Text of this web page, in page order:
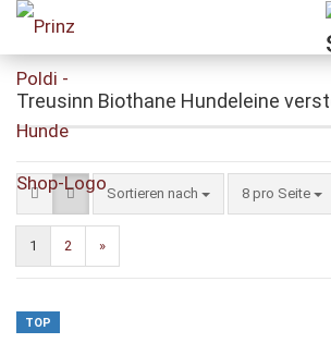
Treusinn Biothane Hundeleine
Sortieren nach
Sortieren nach 8 pro Seite
pro Seite
1 2 »
TOP